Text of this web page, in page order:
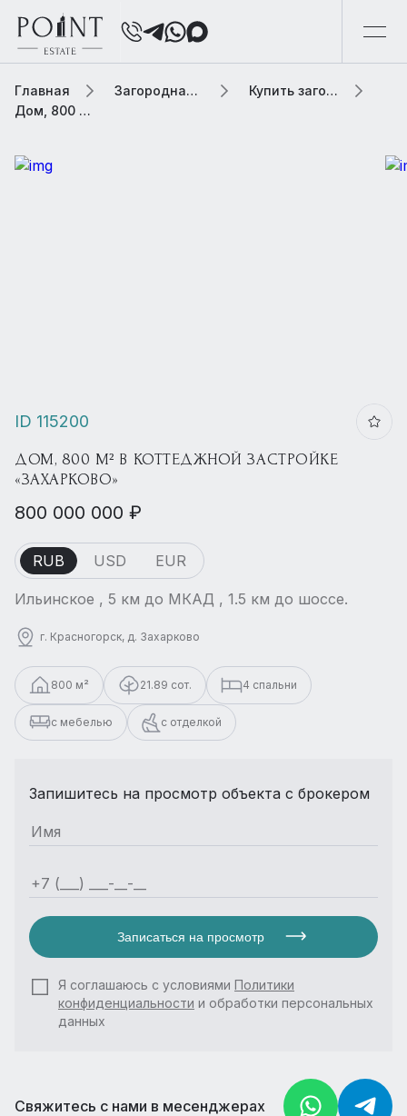
Главная Загородная элитная недвижимость
Купить загородную элитную недвижимость
Дом, 800 м² В коттеджной застройке «Захарково»
ID 115200
ДОМ, 800 М² В КОТТЕДЖНОЙ ЗАСТРОЙКЕ
«ЗАХАРКОВО»
800 000 000 ₽
RUB USD EUR
Ильинское , 5 км до МКАД , 1.5 км до шоссе.
г. Красногорск, д. Захарково
800 м² 21.89 сот. 4 спальни
с мебелью с отделкой
Запишитесь на просмотр объекта с брокером
Записаться на просмотр
Я соглашаюсь с условиями Политики
конфиденциальности и обработки персональных
данных
Свяжитесь с нами в месенджерах